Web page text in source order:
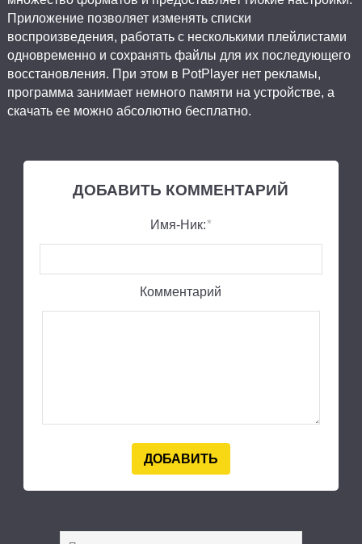
Приложение позволяет изменять списки
воспроизведения, работать с несколькими плейлистами
одновременно и сохранять файлы для их последующего
восстановления. При этом в PotPlayer нет рекламы,
программа занимает немного памяти на устройстве, а
скачать ее можно абсолютно бесплатно.
ДОБАВИТЬ КОММЕНТАРИЙ
Имя-Ник:*
Комментарий